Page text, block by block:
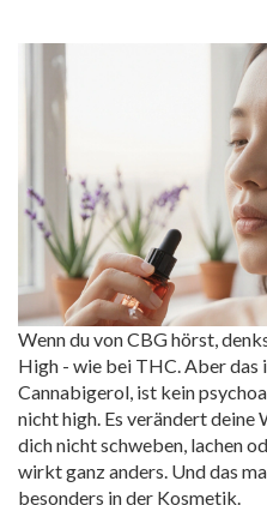
Wenn du von CBG hörst,
High - wie bei THC. Aber das
Cannabigerol, ist kein
nicht high. Es verändert deine
dich nicht schweben, lachen
wirkt ganz anders. Und das
besonders in der Kosmetik.